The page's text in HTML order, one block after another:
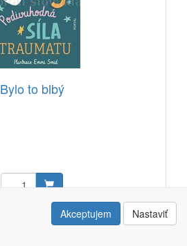
Bylo to blbý
15,35 EURAkceptujem Nastaviť